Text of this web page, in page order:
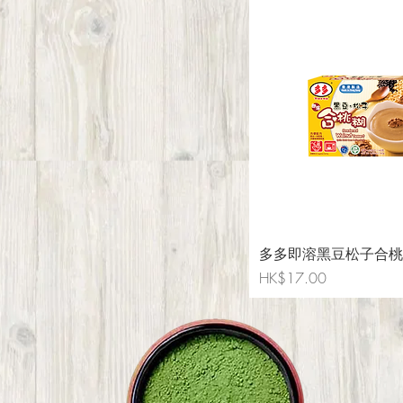
多多即溶黑豆松子合
Price
HK$17.00